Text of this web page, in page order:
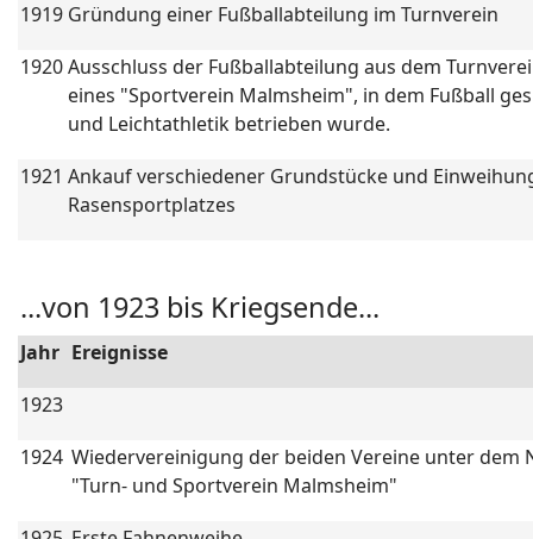
1919 Gründung einer Fußballabteilung im Turnverein
1920Ausschluss der Fußballabteilung aus dem
eines "Sportverein Malmsheim", in dem Fußball
und Leichtathletik betrieben wurde.
1921 Ankauf verschiedener Grundstücke und
Rasensportplatzes
...von 1923 bis Kriegsende...
Jahr Ereignisse
1923
1924 Wiedervereinigung der beiden Vereine unter dem
"Turn- und Sportverein Malmsheim"